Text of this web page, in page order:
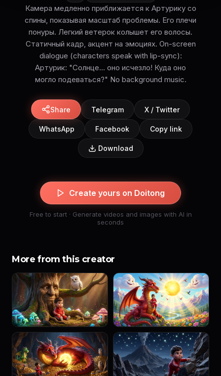
Камера медленно приближается к Артурику со
спины, показывая масштаб проблемы. Его плечи
понуры. Легкий ветерок колышет его волосы.
Статичный кадр, акцент на эмоциях. On-screen
dialogue (characters speak with lip-sync):
Артурик: "Солнце... оно исчезло! Куда оно
могло подеваться?" No background music.
Share Telegram X / Twitter
WhatsApp Facebook Copy link
Download
Create yours on Doitong
Free to start · Generate videos and images with AI in
seconds
More from this creator